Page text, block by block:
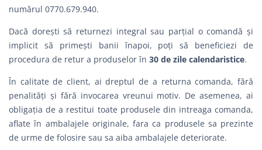
numărul 0770.679.940.
Dacă dorești să returnezi integral sau parțial o comandă şi
implicit să primești banii înapoi, poți să beneficiezi de
procedura de retur a produselor în 30 de zile calendaristice.
În calitate de client, ai dreptul de a returna comanda, fără
penalităţi şi fără invocarea vreunui motiv. De asemenea, ai
obligația de a restitui toate produsele din intreaga comanda,
aflate în ambalajele originale, fara ca produsele sa prezinte
de urme de folosire sau sa aiba ambalajele deteriorate.